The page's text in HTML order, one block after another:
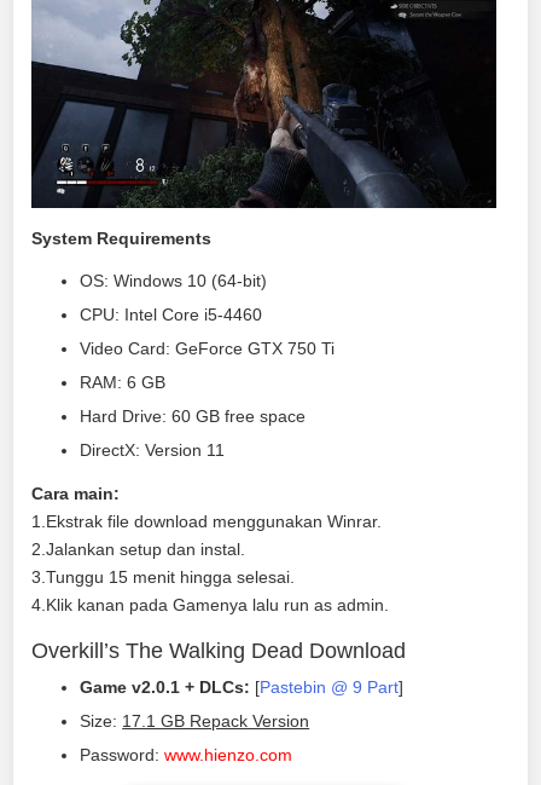
System Requirements
OS: Windows 10 (64-bit)
CPU: Intel Core i5-4460
Video Card: GeForce GTX 750 Ti
RAM: 6 GB
Hard Drive: 60 GB free space
DirectX: Version 11
Cara main:
1.Ekstrak file download menggunakan Winrar.
2.Jalankan setup dan instal.
3.Tunggu 15 menit hingga selesai.
4.Klik kanan pada Gamenya lalu run as admin.
Overkill’s The Walking Dead Download
Game v2.0.1 + DLCs: [Pastebin @ 9 Part]
Size: 17.1 GB Repack Version
Password:www.hienzo.com